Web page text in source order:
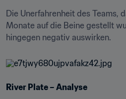
Die Unerfahrenheit des Teams,
Monate auf die Beine gestellt
hingegen negativ auswirken.
River Plate – Analyse